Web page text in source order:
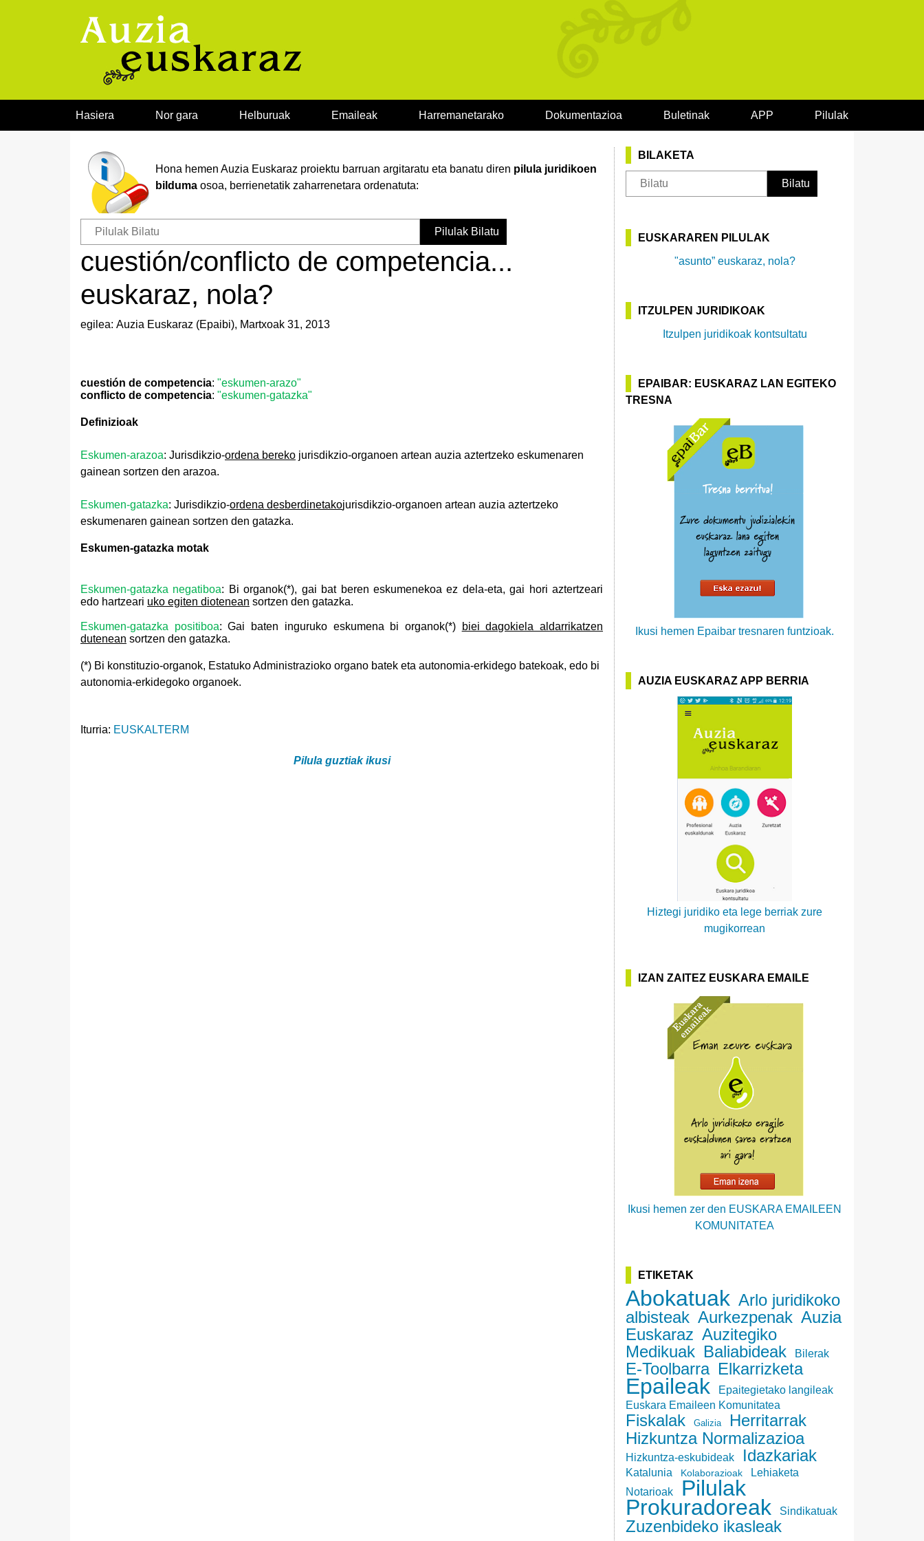
Hasiera Nor gara Helburuak Emaileak Harremanetarako Dokumentazioa Buletinak APP Pilulak
Hona hemen Auzia Euskaraz proiektu barruan argitaratu eta banatu diren pilula juridikoen
bilduma osoa, berrienetatik zaharrenetara ordenatuta:
cuestión/conflicto de competencia...
euskaraz, nola?
egilea: Auzia Euskaraz (Epaibi), Martxoak 31, 2013
cuestión de competencia: "eskumen-arazo"
conflicto de competencia: "eskumen-gatazka"
Definizioak
Eskumen-arazoa: Jurisdikzio-ordena bereko jurisdikzio-organoen artean auzia aztertzeko eskumenaren
gainean sortzen den arazoa.
Eskumen-gatazka: Jurisdikzio-ordena desberdinetakojurisdikzio-organoen artean auzia aztertzeko
eskumenaren gainean sortzen den gatazka.
Eskumen-gatazka motak
Eskumen-gatazka negatiboa: Bi organok(*), gai bat beren eskumenekoa ez dela-eta, gai hori aztertzeari
edo hartzeari uko egiten diotenean sortzen den gatazka.
Eskumen-gatazka positiboa: Gai baten inguruko eskumena bi organok(*)
biei dagokiela aldarrikatzen
dutenean sortzen den gatazka.
(*) Bi konstituzio-organok, Estatuko Administrazioko organo batek eta autonomia-erkidego batekoak, edo bi
autonomia-erkidegoko organoek.
Iturria: EUSKALTERM
Pilula guztiak ikusi
BILAKETA
EUSKARAREN PILULAK
"asunto” euskaraz, nola?
ITZULPEN JURIDIKOAK
Itzulpen juridikoak kontsultatu
EPAIBAR: EUSKARAZ LAN EGITEKO
TRESNA
Ikusi hemen Epaibar tresnaren funtzioak.
AUZIA EUSKARAZ APP BERRIA
Hiztegi juridiko eta lege berriak zure
mugikorrean
IZAN ZAITEZ EUSKARA EMAILE
Ikusi hemen zer den EUSKARA EMAILEEN
KOMUNITATEA
ETIKETAK
Abokatuak Arlo juridikoko
albisteak Aurkezpenak Auzia
Euskaraz Auzitegiko
Medikuak Baliabideak Bilerak
E-Toolbarra Elkarrizketa
Epaileak
Epaitegietako langileak
Euskara Emaileen Komunitatea
Fiskalak Galizia
Herritarrak
Hizkuntza Normalizazioa
Hizkuntza-eskubideak Idazkariak
Katalunia Kolaborazioak
Lehiaketa
Notarioak
Pilulak
Prokuradoreak Sindikatuak
Zuzenbideko ikasleak